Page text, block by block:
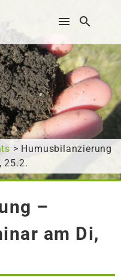
> Humusbilanzierung
25.2.
–
am Di,